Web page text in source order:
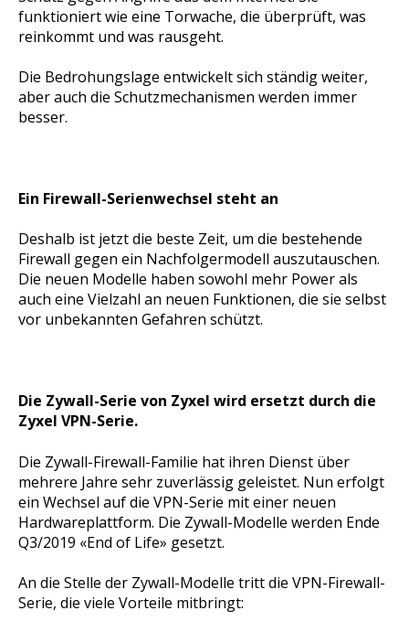
funktioniert wie eine Torwache, die überprüft, was
reinkommt und was rausgeht.
Die Bedrohungslage entwickelt sich ständig weiter,
aber auch die Schutzmechanismen werden immer
besser.
Ein Firewall-Serienwechsel steht an
Deshalb ist jetzt die beste Zeit, um die bestehende
Firewall gegen ein Nachfolgermodell auszutauschen.
Die neuen Modelle haben sowohl mehr Power als
auch eine Vielzahl an neuen Funktionen, die sie selbst
vor unbekannten Gefahren schützt.
Die Zywall-Serie von Zyxel wird ersetzt durch die
Zyxel VPN-Serie.
Die Zywall-Firewall-Familie hat ihren Dienst über
mehrere Jahre sehr zuverlässig geleistet. Nun erfolgt
ein Wechsel auf die VPN-Serie mit einer neuen
Hardwareplattform. Die Zywall-Modelle werden Ende
Q3/2019 «End of Life» gesetzt.
An die Stelle der Zywall-Modelle tritt die VPN-Firewall-
Serie, die viele Vorteile mitbringt: